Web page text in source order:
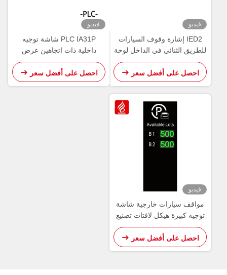
فيديو
IED2 إشارة وقوف السيارات
للطريق الثنائي في الداخل لوحة
توجيه عرض شاشة العين
احصل على أفضل سعر
فيديو
PLC IA31P شاشة توجيه
داخلية ذات اتجاهين عرض
مساحة وقوف السيارات
احصل على أفضل سعر
فيديو
مواقف سيارات خارجية شاشة
توجيه كبيرة هيكل لافتات تصنيع
المعدات الأصلية وتصنيع التصميم
الأصلي
احصل على أفضل سعر